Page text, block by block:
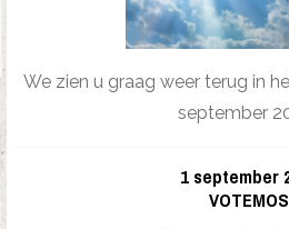
We zien u graag weer terug in
september
1 september
VOTEMOS